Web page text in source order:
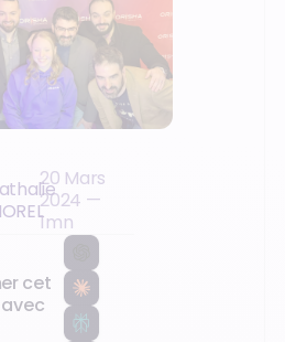
20 Mars
2024 —
1mn
cet